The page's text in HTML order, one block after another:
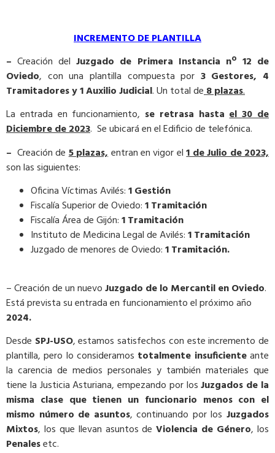
INCREMENTO DE PLANTILLA
– Creación delJuzgado de Primera Instancia nº 12 de
Oviedo, con una plantilla compuesta por 3 Gestores, 4
Tramitadores y 1 Auxilio Judicial. Un total de8 plazas.
La entrada en funcionamiento, se retrasa hastael30 de
Diciembre de 2023. Se ubicará en el Edificio de telefónica.
– Creación de5 plazas,entran en vigor el1 de Julio de 2023,
son las siguientes:
Oficina Víctimas Avilés:1 Gestión
Fiscalía Superior de Oviedo:1 Tramitación
Fiscalía Área de Gijón:1 Tramitación
Instituto de Medicina Legal de Avilés:1 Tramitación
Juzgado de menores de Oviedo:1 Tramitación.
– Creación de un nuevoJuzgado de lo Mercantil en Oviedo.
Está prevista su entrada en funcionamiento el próximo año
2024.
Desde SPJ-USO, estamos satisfechos con este incremento de
plantilla, pero lo consideramos totalmente insuficienteante
la carencia de medios personales y también materiales que
tiene la Justicia Asturiana, empezando por losJuzgados de la
misma clase que tienen un funcionario menos con el
mismo número de asuntos, continuando por losJuzgados
Mixtos, los que llevan asuntos deViolencia de Género, los
Penalesetc.